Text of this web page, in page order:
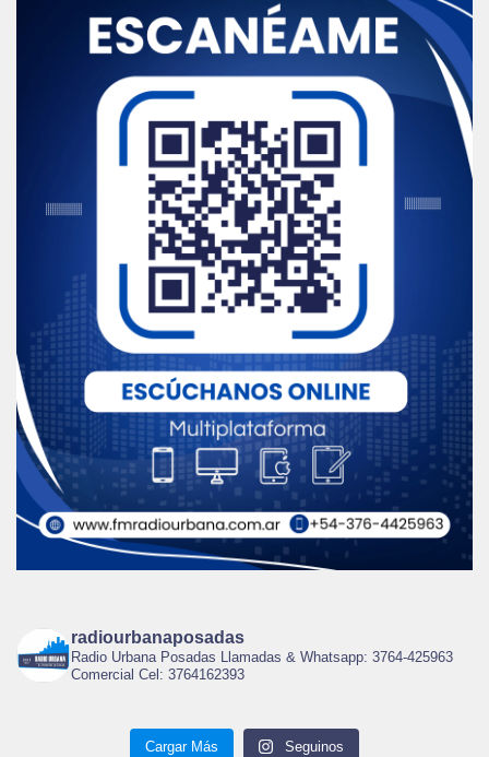
radiourbanaposadas
Radio Urbana Posadas Llamadas & Whatsapp: 3764-425963
Comercial Cel: 3764162393
Cargar Más Seguinos